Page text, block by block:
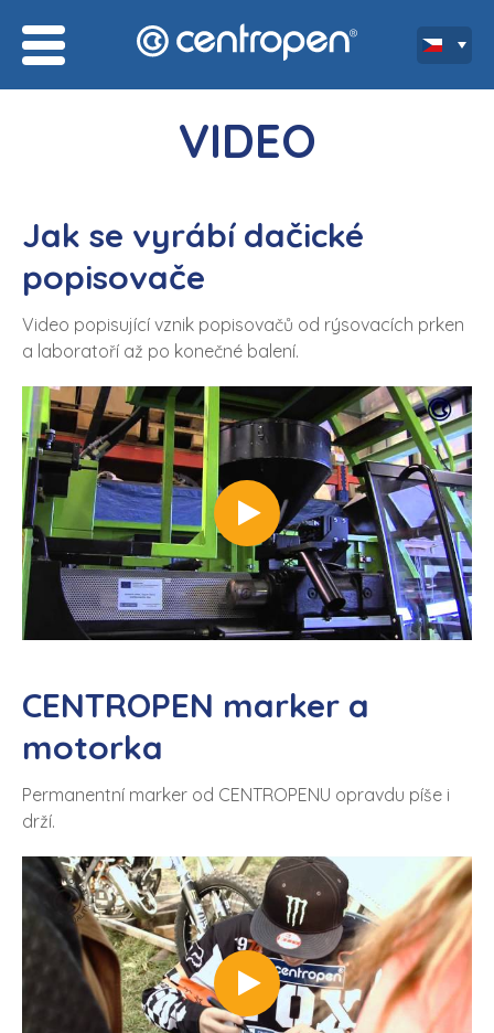
VIDEO
Jak se vyrábí dačické
popisovače
Video popisující vznik popisovačů od rýsovacích prken
a laboratoří až po konečné balení.
https://www.youtube.com/watch?v=Vx5dARQjcZQ">https://www.youtube.com/watch?v=Vx5dARQjcZQ
CENTROPEN marker a
motorka
Permanentní marker od CENTROPENU opravdu píše i
drží.
https://www.youtube.com/watch?v=UVUKeuXVdHs